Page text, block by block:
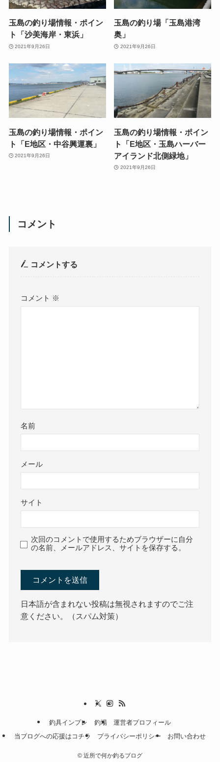
玉島の釣り場情報・ポイン
ト「沙美海岸・東浜」
2021年9月26日
玉島の釣り場「玉島港湾
奥」
2021年9月26日
玉島の釣り場情報・ポイン
ト「E地区・中谷興運裏」
2021年9月26日
玉島の釣り場情報・ポイン
ト「E地区・玉島ハーバー
アイランド北側緑地」
2021年9月26日
コメント
コメントする
コメント ※
名前
メール
サイト
次回のコメントで使用するためブラウザーに自分
の名前、メールアドレス、サイトを保存する。
日本語が含まれない投稿は無視されますのでご注
意ください。（スパム対策）
釣具インプレ 釣場
運営者プロフィール
当ブログへの応援はコチラ
プライバシーポリシー お問い合わせ
© 近所で何か釣るブログ